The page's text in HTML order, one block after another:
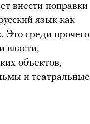
внести поправки
язык как
Это среди прочего
власти,
объектов,
и театральные